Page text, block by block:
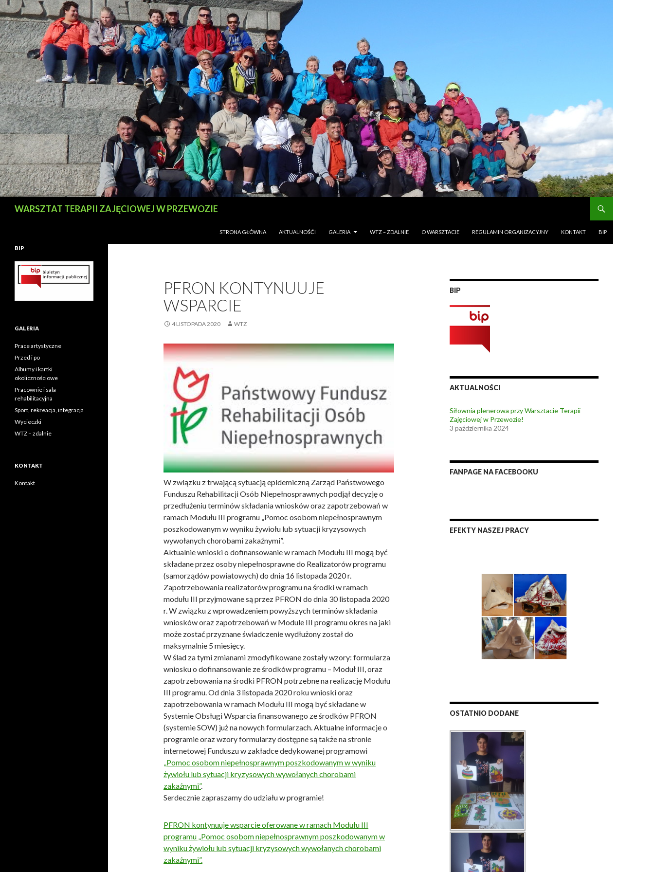
WARSZTAT TERAPII ZAJĘCIOWEJ W PRZEWOZIE
STRONA GŁÓWNA
AKTUALNOŚĆI GALERIA WTZ – ZDALNIE O WARSZTACIE REGULAMIN ORGANIZACYJNY KONTAKT BIP
PFRON KONTYNUUJE
WSPARCIE
4 LISTOPADA 2020 WTZ
W związku z trwającą sytuacją epidemiczną Zarząd Państwowego
Funduszu Rehabilitacji Osób Niepełnosprawnych podjął decyzję o
przedłużeniu terminów składania wniosków oraz zapotrzebowań w
ramach Modułu III programu „Pomoc osobom niepełnosprawnym
poszkodowanym w wyniku żywiołu lub sytuacji kryzysowych
wywołanych chorobami zakaźnymi”.
Aktualnie wnioski o dofinansowanie w ramach Modułu III mogą być
składane przez osoby niepełnosprawne do Realizatorów programu
(samorządów powiatowych) do dnia 16 listopada 2020 r.
Zapotrzebowania realizatorów programu na środki w ramach
modułu III przyjmowane są przez PFRON do dnia 30 listopada 2020
r. W związku z wprowadzeniem powyższych terminów składania
wniosków oraz zapotrzebowań w Module III programu okres na jaki
może zostać przyznane świadczenie wydłużony został do
maksymalnie 5 miesięcy.
W ślad za tymi zmianami zmodyfikowane zostały wzory: formularza
wniosku o dofinansowanie ze środków programu – Moduł III, oraz
zapotrzebowania na środki PFRON potrzebne na realizację Modułu
III programu. Od dnia 3 listopada 2020 roku wnioski oraz
zapotrzebowania w ramach Modułu III mogą być składane w
Systemie Obsługi Wsparcia finansowanego ze środków PFRON
(systemie SOW) już na nowych formularzach. Aktualne informacje o
programie oraz wzory formularzy dostępne są także na stronie
internetowej Funduszu w zakładce dedykowanej programowi
„Pomoc osobom niepełnosprawnym poszkodowanym w wyniku
żywiołu lub sytuacji kryzysowych wywołanych chorobami
zakaźnymi”.
Serdecznie zapraszamy do udziału w programie!
PFRON kontynuuje wsparcie oferowane w ramach Modułu III
programu „Pomoc osobom niepełnosprawnym poszkodowanym w
wyniku żywiołu lub sytuacji kryzysowych wywołanych chorobami
zakaźnymi”.
BIP
AKTUALNOŚCI
Siłownia plenerowa przy Warsztacie Terapii
Zajęciowej w Przewozie!
3 października 2024
FANPAGE NA FACEBOOKU
EFEKTY NASZEJ PRACY
OSTATNIO DODANE
BIP
GALERIA
Prace artystyczne
Przed i po
Albumy i kartki
okolicznościowe
Pracownie i sala
rehabilitacyjna
Sport, rekreacja, integracja
Wycieczki
WTZ – zdalnie
KONTAKT
Kontakt